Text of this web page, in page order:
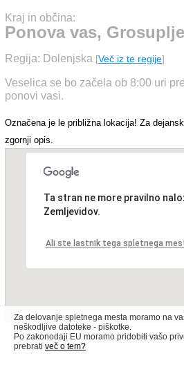
Kraj in občina:
Ponova vas, Grosuplje
Regija: Dolenjska [Več iz te regije]
Veselica se bo začela ob 8:00 uri
ponovi vasi.
Označena je le približna lokacija! Za
zgornji opis.
Ta stran ne more pravilno
Zemljevidov.
Ali ste lastnik tega spletnega
Za delovanje spletnega mesta moramo na
neškodljive datoteke - piškotke.
Po zakonodaji EU moramo pridobiti vašo
prebrati več o tem?